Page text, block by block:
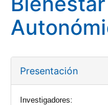
Presentación
Investigadores: